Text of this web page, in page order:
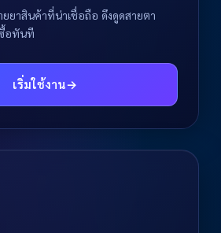
ยาสินค้าที่น่าเชื่อถือ ดึงดูดสายตา
อทันที
เริ่มใช้งาน→